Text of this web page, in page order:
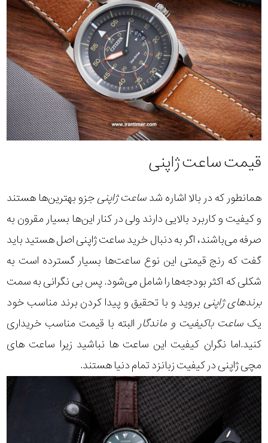
قیمت ساعت ژاپنی
همانطور که در بالا اشاره شدساعت ژاپنیجزو بهترین‌ها هستند
و کیفیت و کاربرد بالایی دارند ولی در کنار این‌ها بسیار مقرون به
صرفه می‌باشند، اگر به دنبالخرید ساعت ژاپنی اصلهستید باید
گفت که رنج قیمتی این نوع ساعت‌ها بسیار گسترده است به
شکلی که اکثر بودجه‌ها را شامل می‌شود. پس بی نگرانی به سمت
برندهای ژاپنیبروید و با تحقیق و پیدا کردن برند مناسب خود
یکساعت باکیفیت و ماندگار البته با قیمت مناسب خریداری
کنید.اما نگران کیفیت این ساعت ها نباشید زیرا ساعت های
مچی ژاپنی در کیفیت زبانزد تمام دنیا هستند.